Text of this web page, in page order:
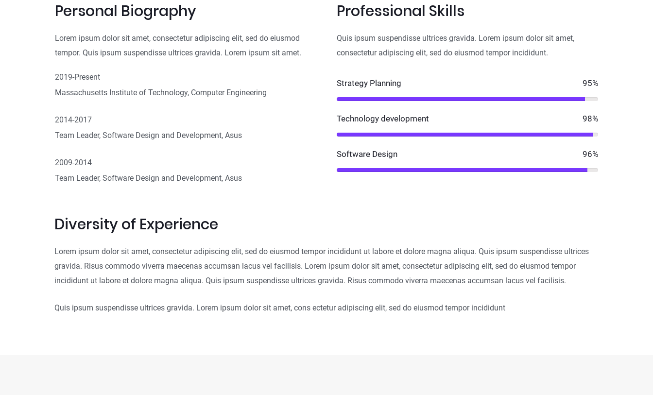
Personal Biography
Lorem ipsum dolor sit amet, consectetur adipiscing elit, sed do eiusmod
tempor. Quis ipsum suspendisse ultrices gravida. Lorem ipsum sit amet.
2019-Present
Massachusetts Institute of Technology, Computer Engineering
2014-2017
Team Leader, Software Design and Development, Asus
2009-2014
Team Leader, Software Design and Development, Asus
Professional Skills
Quis ipsum suspendisse ultrices gravida. Lorem ipsum dolor sit amet,
consectetur adipiscing elit, sed do eiusmod tempor incididunt.
Strategy Planning 95%
Technology development 98%
Software Design 96%
Diversity of Experience
Lorem ipsum dolor sit amet, consectetur adipiscing elit, sed do eiusmod tempor incididunt ut labore et dolore magna aliqua. Quis ipsum suspendisse ultrices
gravida. Risus commodo viverra maecenas accumsan lacus vel facilisis. Lorem ipsum dolor sit amet, consectetur adipiscing elit, sed do eiusmod tempor
incididunt ut labore et dolore magna aliqua. Quis ipsum suspendisse ultrices gravida. Risus commodo viverra maecenas accumsan lacus vel facilisis.
Quis ipsum suspendisse ultrices gravida. Lorem ipsum dolor sit amet, cons ectetur adipiscing elit, sed do eiusmod tempor incididunt